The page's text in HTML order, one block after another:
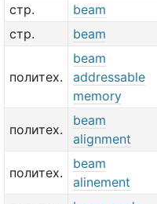
стр.
beam
стр.
beam
политех.
beam
addressable
memory
политех.
beam
alignment
политех.
beam
alinement